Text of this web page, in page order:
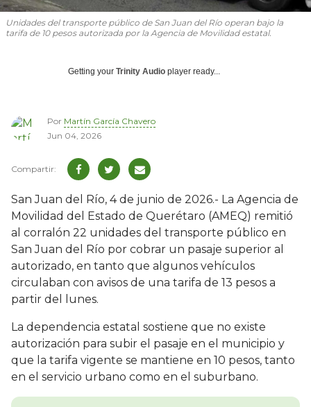
Unidades del transporte público de San Juan del Río operan bajo la
tarifa de 10 pesos autorizada por la Agencia de Movilidad estatal.
Getting your Trinity Audio player ready...
Por Martín García Chavero
Jun 04, 2026
San Juan del Río, 4 de junio de 2026.- La Agencia de
Movilidad del Estado de Querétaro (AMEQ) remitió
al corralón 22 unidades del transporte público en
San Juan del Río por cobrar un pasaje superior al
autorizado, en tanto que algunos vehículos
circulaban con avisos de una tarifa de 13 pesos a
partir del lunes.
La dependencia estatal sostiene que no existe
autorización para subir el pasaje en el municipio y
que la tarifa vigente se mantiene en 10 pesos, tanto
en el servicio urbano como en el suburbano.